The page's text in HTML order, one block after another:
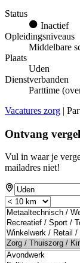
Status
Inactief
Opleidingsniveaus
Middelbare
Plaats
Uden
Dienstverbanden
Parttime
Vacatures zorg |
Ontvang
Vul in waar je
mailadres niet!